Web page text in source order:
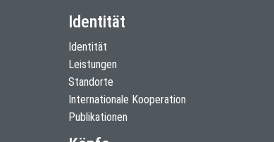
Identität
Identität
Leistungen
Standorte
Internationale Kooperation
Publikationen